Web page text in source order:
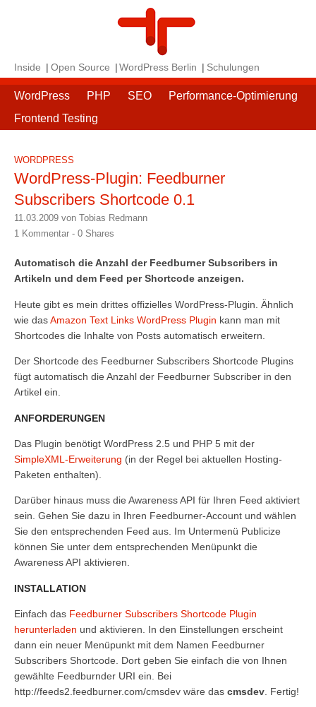
Inside Open Source WordPress Berlin Schulungen
WordPress PHP SEO
Performance-Optimierung
Frontend Testing
WORDPRESS
WordPress-Plugin: Feedburner
Subscribers Shortcode 0.1
11.03.2009 von Tobias Redmann
1 Kommentar - 0 Shares
Automatisch die Anzahl der Feedburner Subscribers in
Artikeln und dem Feed per Shortcode anzeigen.
Heute gibt es mein drittes offizielles WordPress-Plugin. Ähnlich
wie dasAmazon Text Links WordPress Plugin kann man mit
Shortcodes die Inhalte von Posts automatisch erweitern.
Der Shortcode des Feedburner Subscribers Shortcode Plugins
fügt automatisch die Anzahl der Feedburner Subscriber in den
Artikel ein.
ANFORDERUNGEN
Das Plugin benötigt WordPress 2.5 und PHP 5 mit der
SimpleXML-Erweiterung (in der Regel bei aktuellen Hosting-
Paketen enthalten).
Darüber hinaus muss die Awareness API für Ihren Feed aktiviert
sein. Gehen Sie dazu in Ihren Feedburner-Account und wählen
Sie den entsprechenden Feed aus. Im Untermenü Publicize
können Sie unter dem entsprechenden Menüpunkt die
Awareness API aktivieren.
INSTALLATION
Einfach das Feedburner Subscribers Shortcode Plugin
herunterladen und aktivieren. In den Einstellungen erscheint
dann ein neuer Menüpunkt mit dem Namen Feedburner
Subscribers Shortcode . Dort geben Sie einfach die von Ihnen
gewählte Feedburnder URI ein. Bei
http://feeds2.feedburner.com/cmsdev wäre das cmsdev . Fertig!